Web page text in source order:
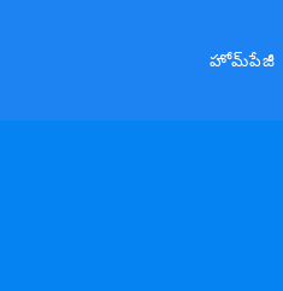
హోమ్‌పేజీ